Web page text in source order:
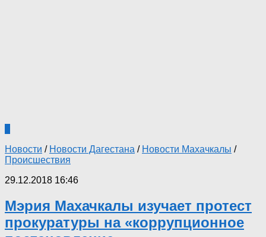
Новости / Новости Дагестана / Новости Махачкалы /
Происшествия
29.12.2018 16:46
Мэрия Махачкалы изучает протест
прокуратуры на «коррупционное